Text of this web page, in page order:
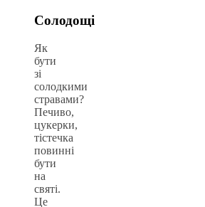
Солодощі
Як
бути
зі
солодкими
стравами?
Печиво,
цукерки,
тістечка
повинні
бути
на
святі.
Це